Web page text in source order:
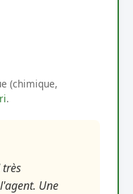
(chimique,
.
très
Une